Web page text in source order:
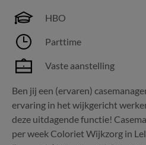
HBO
Parttime
Vaste aanstelling
Ben jij een (ervaren)
ervaring in het wijkgericht
deze uitdagende functie!
per week Coloriet Wijkzorg in